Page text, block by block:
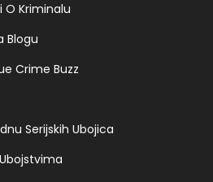
O Kriminalu
Blogu
Crime Buzz
Serijskih Ubojica